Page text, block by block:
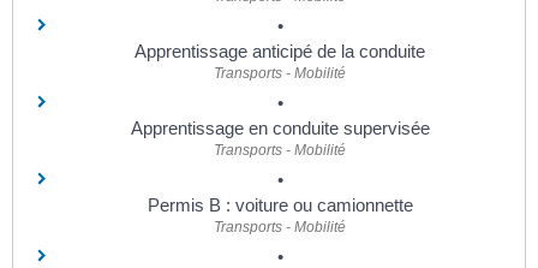
Apprentissage anticipé de la conduite
Transports - Mobilité
Apprentissage en conduite supervisée
Transports - Mobilité
Permis B : voiture ou camionnette
Transports - Mobilité